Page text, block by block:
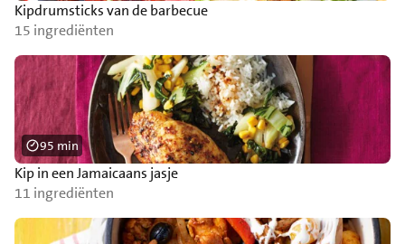
Kipdrumsticks van de barbecue
15 ingrediënten
Kip in een Jamaicaans jasje
11 ingrediënten
95 min